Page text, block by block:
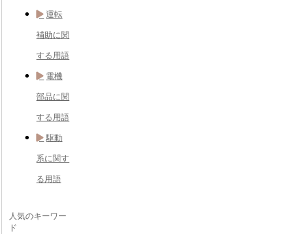
運転
補助に関
する用語
電機
部品に関
する用語
駆動
系に関す
る用語
人気のキーワー
ド